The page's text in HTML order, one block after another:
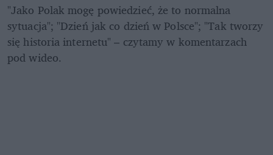
"Jako Polak mogę powiedzieć, że to normalna
sytuacja"; "Dzień jak co dzień w Polsce"; "Tak tworzy
się historia internetu" – czytamy w komentarzach
pod wideo.